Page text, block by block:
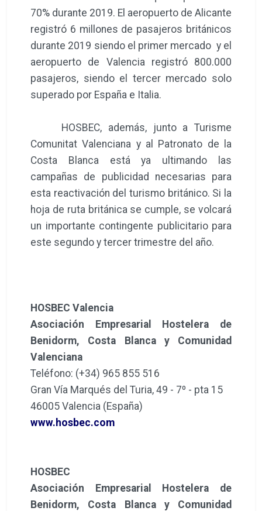
70% durante 2019. El aeropuerto de Alicante
registró 6 millones de pasajeros británicos
durante 2019 siendo el primer mercado y el
aeropuerto de Valencia registró 800.000
pasajeros, siendo el tercer mercado solo
superado por España e Italia.
HOSBEC, además, junto a Turisme
Comunitat Valenciana y al Patronato de la
Costa Blanca está ya ultimando las
campañas de publicidad necesarias para
esta reactivación del turismo británico. Si la
hoja de ruta británica se cumple, se volcará
un importante contingente publicitario para
este segundo y tercer trimestre del año.
HOSBEC Valencia
Asociación Empresarial Hostelera de
Benidorm, Costa Blanca y Comunidad
Valenciana
Teléfono: (+34) 965 855 516
Gran Vía Marqués del Turia, 49 - 7º - pta 15
46005 Valencia (España)
www.hosbec.com
HOSBEC
Asociación Empresarial Hostelera de
Benidorm, Costa Blanca y Comunidad